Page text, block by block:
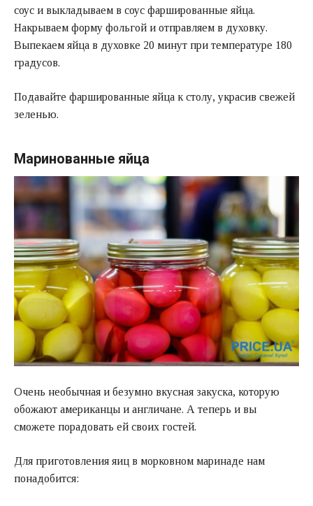
соус и выкладываем в соус фаршированные яйца.
Накрываем форму фольгой и отправляем в духовку.
Выпекаем яйца в духовке 20 минут при температуре 180
градусов.
Подавайте фаршированные яйца к столу, украсив свежей
зеленью.
Маринованные яйца
Очень необычная и безумно вкусная закуска, которую
обожают американцы и англичане. А теперь и вы
сможете порадовать ей своих гостей.
Для приготовления яиц в морковном маринаде нам
понадобится: